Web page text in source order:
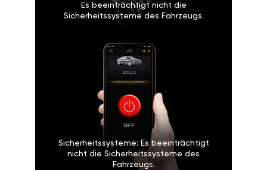
Es beeinträchtigt nicht die
Sicherheitssysteme des Fahrzeugs.
Sicherheitssysteme: Es beeinträchtigt
nicht die Sicherheitssysteme des
Fahrzeugs.